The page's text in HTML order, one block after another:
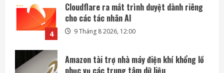
5
Amazon tài trợ nhà máy điện khí khổng lồ
phục vụ các trung tâm dữ liệu
9 Tháng 8 2026, 09:23
Các kỹ sư chạy đua cứu tàu vũ trụ LINK
trước khi quá muộn